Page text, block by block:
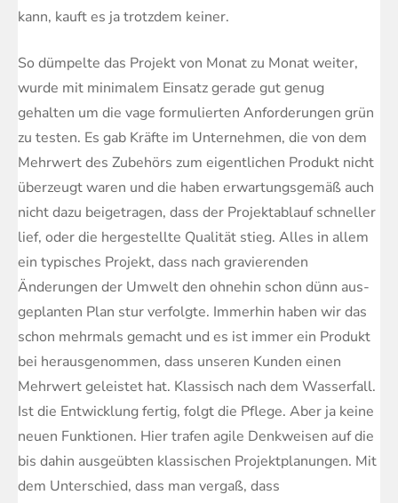
kann, kauft es ja trotzdem keiner.
So dümpelte das Projekt von Monat zu Monat weiter,
wurde mit minimalem Einsatz gerade gut genug
gehalten um die vage formulierten Anforderungen grün
zu testen. Es gab Kräfte im Unternehmen, die von dem
Mehrwert des Zubehörs zum eigentlichen Produkt nicht
überzeugt waren und die haben erwartungsgemäß auch
nicht dazu beigetragen, dass der Projektablauf schneller
lief, oder die hergestellte Qualität stieg. Alles in allem
ein typisches Projekt, dass nach gravierenden
Änderungen der Umwelt den ohnehin schon dünn aus-
geplanten Plan stur verfolgte. Immerhin haben wir das
schon mehrmals gemacht und es ist immer ein Produkt
bei herausgenommen, dass unseren Kunden einen
Mehrwert geleistet hat. Klassisch nach dem Wasserfall.
Ist die Entwicklung fertig, folgt die Pflege. Aber ja keine
neuen Funktionen. Hier trafen agile Denkweisen auf die
bis dahin ausgeübten klassischen Projektplanungen. Mit
dem Unterschied, dass man vergaß, dass